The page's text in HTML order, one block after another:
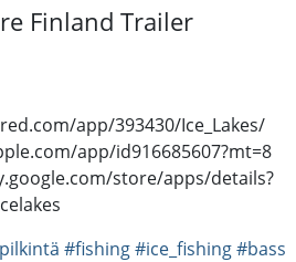
Finland Trailer
app/393430/Ice_Lakes/
app/id916685607?mt=8
store/apps/details?
#fishing#ice_fishing#bass